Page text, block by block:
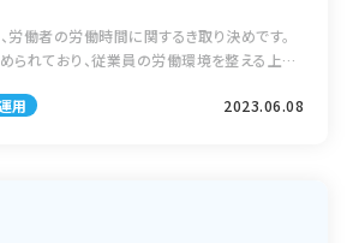
労働者の労働時間に関するき取り決めです。
られており、従業員の労働環境を整える上で
は36 […]
用 2023.06.08